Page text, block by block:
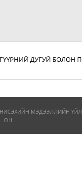
ДУГУЙ БОЛОН
МЭДЭЭЛЛИЙН
ОН